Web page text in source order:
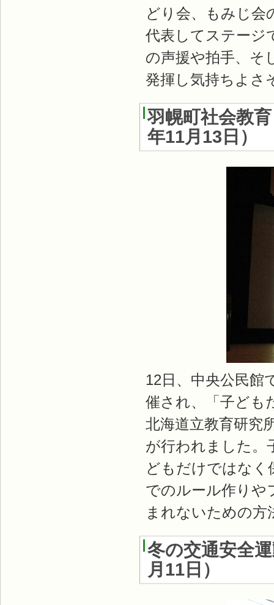
どり会、もみじ会
代表してステージ
の声援や拍手、そ
発揮し気持ちよさ
羽幌町社会教
年11月13日 ）
12日、中央公民館
催され、「子ども
北海道立教育研究
が行われました。
どもだけではなく
でのルール作りや
まれないための
冬の交通安全
月11日 ）